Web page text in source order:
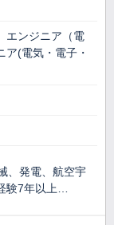
エンジニア（電
(電気・電子・
、発電、航空宇
験7年以上…